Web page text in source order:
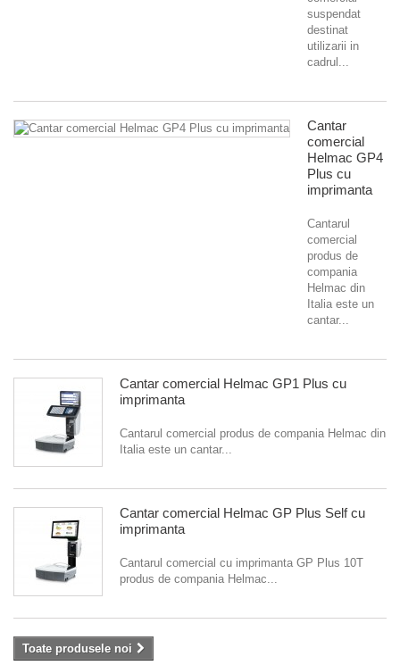
suspendat
destinat
utilizarii in
cadrul...
Cantar
comercial
Helmac GP4
Plus cu
imprimanta
Cantarul
comercial
produs de
compania
Helmac din
Italia este un
cantar...
Cantar comercial Helmac GP1 Plus cu
imprimanta
Cantarul comercial produs de compania Helmac din
Italia este un cantar...
Cantar comercial Helmac GP Plus Self cu
imprimanta
Cantarul comercial cu imprimanta GP Plus 10T
produs de compania Helmac...
Toate produsele noi